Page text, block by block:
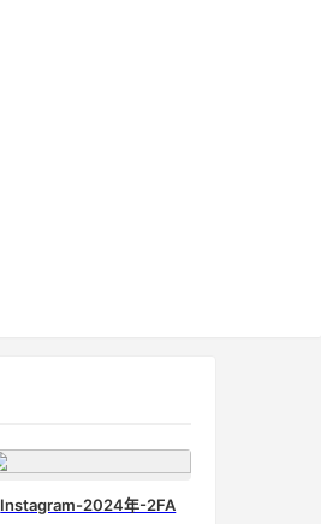
Instagram-2024年-2FA